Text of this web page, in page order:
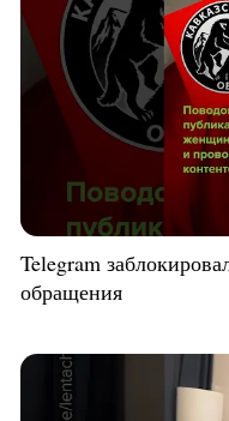
Telegram
обращения